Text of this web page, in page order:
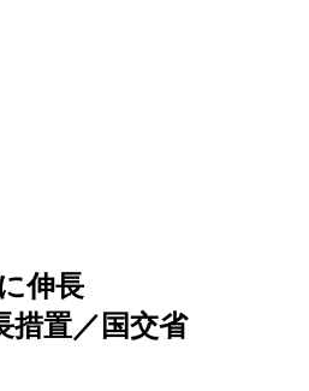
伸長
措置／国交省